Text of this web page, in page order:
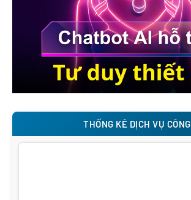
THỐNG KÊ DỊCH VỤ CÔNG